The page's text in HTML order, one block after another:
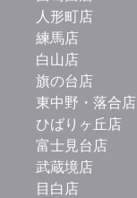
人形町店
練馬店
白山店
旗の台店
東中野・落合店
ひばりヶ丘店
富士見台店
武蔵境店
目白店